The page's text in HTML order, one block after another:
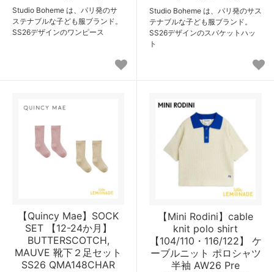
Studio Boheme は、パリ発のサ
ステナブルな子ども服ブランド。
SS26デザインのワンピース
Studio Boheme は、パリ発のサス
テナブルな子ども服ブランド。
SS26デザインのスバケットハッ
ト
【Quincy Mae】SOCK
SET 【12-24か月】
BUTTERSCOTCH,
MAUVE 靴下２足セット
SS26 QMA148CHAR
【Mini Rodini】cable
knit polo shirt
【104/110・116/122】 ケ
ーブルニット ポロシャツ
半袖 AW26 Pre